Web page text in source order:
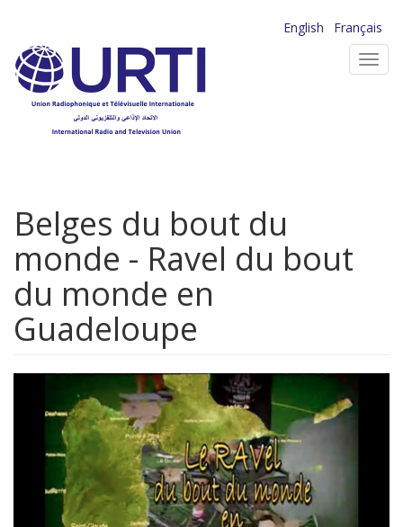
contenu
principal
English
Français
Belges du bout du
monde - Ravel du bout
du monde en
Guadeloupe